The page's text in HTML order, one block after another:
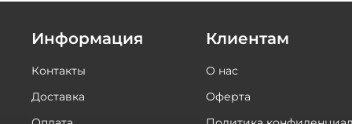
Информация
Контакты
Доставка
Клиентам
О нас
Оферта